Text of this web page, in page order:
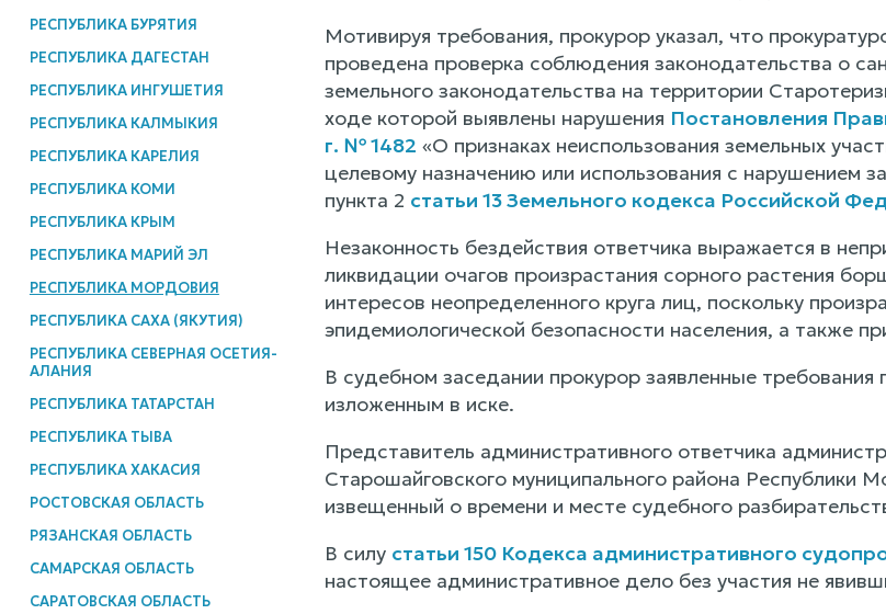
РЕСПУБЛИКА БУРЯТИЯ
РЕСПУБЛИКА ДАГЕСТАН
РЕСПУБЛИКА ИНГУШЕТИЯ
РЕСПУБЛИКА КАЛМЫКИЯ
РЕСПУБЛИКА КАРЕЛИЯ
РЕСПУБЛИКА КОМИ
РЕСПУБЛИКА КРЫМ
РЕСПУБЛИКА МАРИЙ ЭЛ
РЕСПУБЛИКА МОРДОВИЯ
РЕСПУБЛИКА САХА (ЯКУТИЯ)
РЕСПУБЛИКА СЕВЕРНАЯ ОСЕТИЯ-
АЛАНИЯ
РЕСПУБЛИКА ТАТАРСТАН
РЕСПУБЛИКА ТЫВА
РЕСПУБЛИКА ХАКАСИЯ
РОСТОВСКАЯ ОБЛАСТЬ
РЯЗАНСКАЯ ОБЛАСТЬ
САМАРСКАЯ ОБЛАСТЬ
САРАТОВСКАЯ ОБЛАСТЬ
Мотивируя требования, прокурор указал, что
проведена проверка соблюдения законодательства о
земельного законодательства на территории
ходе которой выявлены нарушения Постановления
г. № 1482 «О признаках неиспользования земельных
целевому назначению или использования с нарушением
пункта 2 статьи 13 Земельного кодекса Российской
Незаконность бездействия ответчика выражается в
ликвидации очагов произрастания сорного растения
интересов неопределенного круга лиц, поскольку
эпидемиологической безопасности населения, а также
В судебном заседании прокурор заявленные
изложенным в иске.
Представитель административного ответчика
Старошайговского муниципального района
извещенный о времени и месте судебного
В силу статьи 150 Кодекса административного
настоящее административное дело без участия не